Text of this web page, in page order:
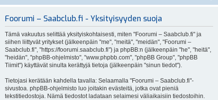
Foorumi – Saabclub.fi - Yksityisyyden suoja
Tämä vakuutus selittää yksityiskohtaisesti, miten "Foorumi – Saabclub.fi" ja
siihen liittyvät yritykset (jälkeenpäin "me", "meitä", "meidän", "Foorumi –
Saabclub.fi", "https://foorumi.saabclub.fi") ja phpBB:n (jälkeenpäin "he", "heitä",
"heidän", "phpBB-ohjelmisto", "www.phpbb.com", "phpBB Group", "phpBB
Tiimit") käyttävät sinulta kerättyjä tietoja (jälkeenpäin "sinun tiedot").
Tietojasi kerätään kahdella tavalla: Selaamalla "Foorumi – Saabclub.fi"-
sivustoa. phpBB-ohjelmisto luo joitakin evästeitä, jotka ovat pieniä
tekstitiedostoja. Nämä tiedostot ladataan selaimesi väliaikaisiin tiedostoihin.